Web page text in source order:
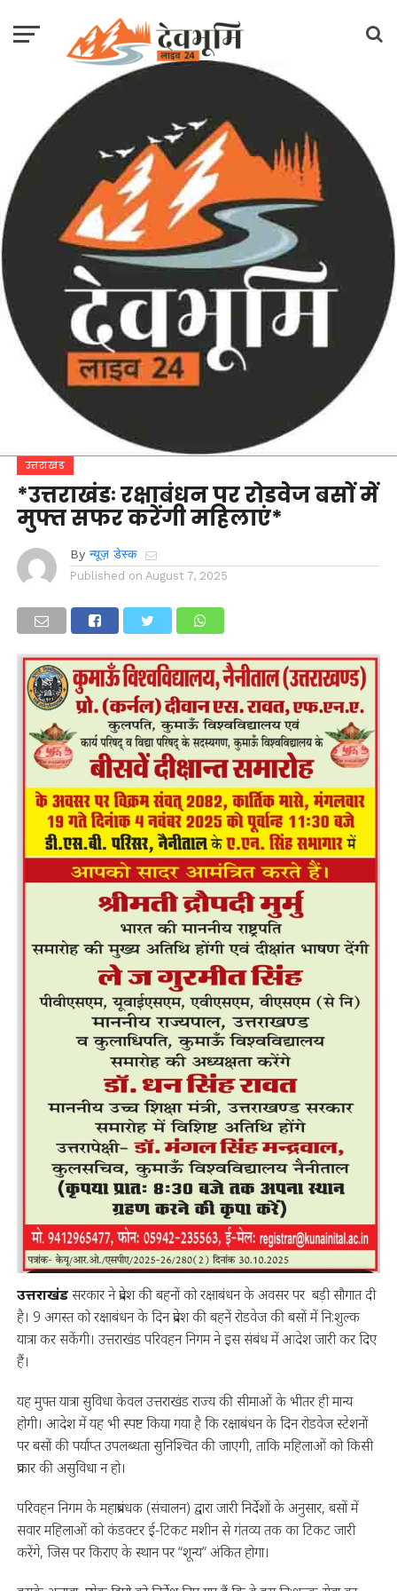
उत्तराखंड
*उत्तराखंडः रक्षाबंधन पर रोडवेज बसों में
मुफ्त सफर करेंगी महिलाएं*
By न्यूज़ डेस्क
Published on August 7, 2025
उत्तराखंडसरकार ने प्रदेश की बहनों को रक्षाबंधन के अवसर पर बड़ी सौगात दी
है। 9 अगस्त को रक्षाबंधन के दिन प्रदेश की बहनें रोडवेज की बसों में नि:शुल्क
यात्रा कर सकेंगी। उत्तराखंड परिवहन निगम ने इस संबंध में आदेश जारी कर दिए
हैं।
यह मुफ्त यात्रा सुविधा केवल उत्तराखंड राज्य की सीमाओं के भीतर ही मान्य
होगी। आदेश में यह भी स्पष्ट किया गया है कि रक्षाबंधन के दिन रोडवेज स्टेशनों
पर बसों की पर्याप्त उपलब्धता सुनिश्चित की जाएगी, ताकि महिलाओं को किसी
प्रकार की असुविधा न हो।
परिवहन निगम के महाप्रबंधक (संचालन) द्वारा जारी निर्देशों के अनुसार, बसों में
सवार महिलाओं को कंडक्टर ई-टिकट मशीन से गंतव्य तक का टिकट जारी
करेंगे, जिस पर किराए के स्थान पर “शून्य” अंकित होगा।